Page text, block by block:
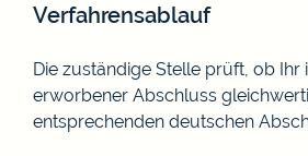
Verfahrensablauf
Die zuständige Stelle prüft, ob Ihr
erworbener Abschluss
entsprechenden deutschen